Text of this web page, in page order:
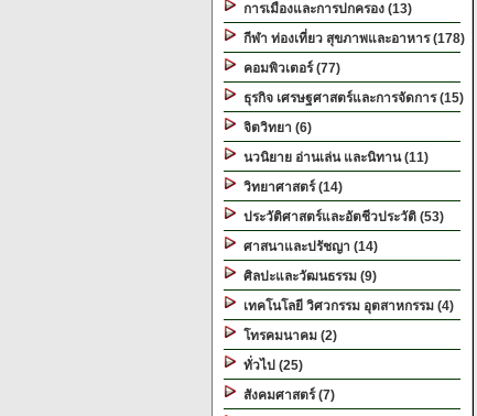
การเมืองและการปกครอง (13)
กีฬา ท่องเที่ยว สุขภาพและอาหาร (178)
คอมพิวเตอร์ (77)
ธุรกิจ เศรษฐศาสตร์และการจัดการ (15)
จิตวิทยา (6)
นวนิยาย อ่านเล่น และนิทาน (11)
วิทยาศาสตร์ (14)
ประวัติศาสตร์และอัตชีวประวัติ (53)
ศาสนาและปรัชญา (14)
ศิลปะและวัฒนธรรม (9)
เทคโนโลยี วิศวกรรม อุตสาหกรรม (4)
โทรคมนาคม (2)
ทั่วไป (25)
สังคมศาสตร์ (7)